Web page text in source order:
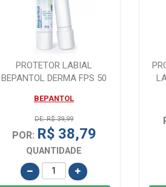
PROTETOR LABIAL
BEPANTOL DERMA FPS 50
BEPANTOL
DE: R$ 39,99
POR: R$ 38,79
QUANTIDADE